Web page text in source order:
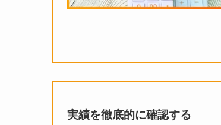
実績を徹底的に確認する